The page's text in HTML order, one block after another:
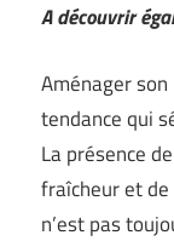
A découvrir
Aménager
tendance qui
La présence
fraîcheur et
n’est pas